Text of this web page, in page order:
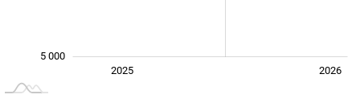
5 000
2026
2025